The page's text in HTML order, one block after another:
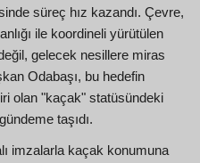
süreç hız kazandı. Çevre,
ile koordineli yürütülen
gelecek nesillere miras
Odabaşı, bu hedefin
olan "kaçak" statüsündeki
taşıdı.
imzalarla kaçak konumuna